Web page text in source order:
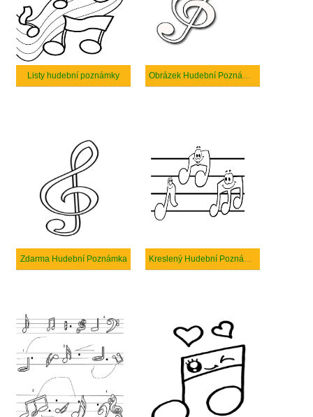
Listy hudební poznámky Obrázek Hudební Poznámka
Zdarma Hudební Poznámka Kreslený Hudební Poznámky